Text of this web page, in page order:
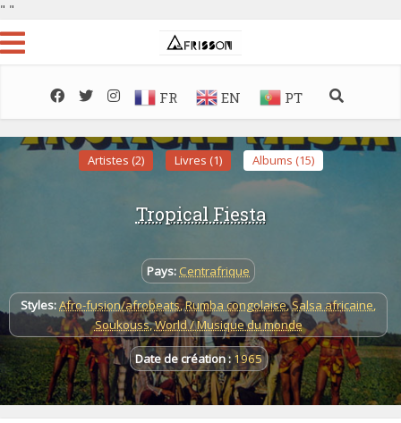
" "
FR EN PT
Artistes (2) Livres (1) Albums (15)
Tropical Fiesta
Pays: Centrafrique
Styles:Afro-fusion/afrobeats,Rumba congolaise,Salsa africaine,
Soukouss,World / Musique du monde
Date de création : 1965